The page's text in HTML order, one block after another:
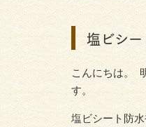
塩ビシ
こんにちは。
す。
塩ビシート防水